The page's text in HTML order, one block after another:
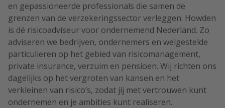
en gepassioneerde professionals die samen de
grenzen van de verzekeringssector verleggen. Howden
is dé risicoadviseur voor ondernemend Nederland. Zo
adviseren we bedrijven, ondernemers en welgestelde
particulieren op het gebied van risicomanagement,
private insurance, verzuim en pensioen. Wij richten ons
dagelijks op het vergroten van kansen en het
verkleinen van risico’s, zodat jij met vertrouwen kunt
ondernemen en je ambities kunt realiseren.